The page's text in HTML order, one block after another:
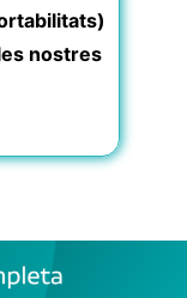
nostres